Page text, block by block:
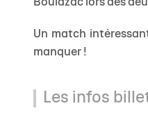
Boulazac lors des
Un match
manquer !
Les infos